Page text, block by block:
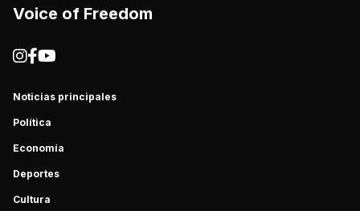
Voice of Freedom
Noticias principales
Política
Economía
Deportes
Cultura